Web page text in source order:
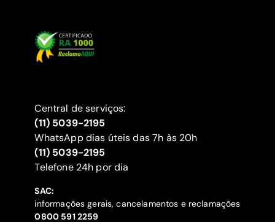
Central de serviços:
(11) 5039-2195
WhatsApp dias úteis das 7h às 20h
(11) 5039-2195
‍Telefone 24h por dia
SAC:
informações gerais, cancelamentos e reclamações
‍0800 591 2259